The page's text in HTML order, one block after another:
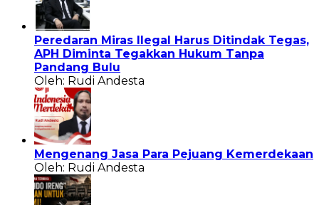
Peredaran Miras Ilegal Harus Ditindak Tegas,
APH Diminta Tegakkan Hukum Tanpa
Pandang Bulu
Oleh: Rudi Andesta
Mengenang Jasa Para Pejuang Kemerdekaan
Oleh: Rudi Andesta